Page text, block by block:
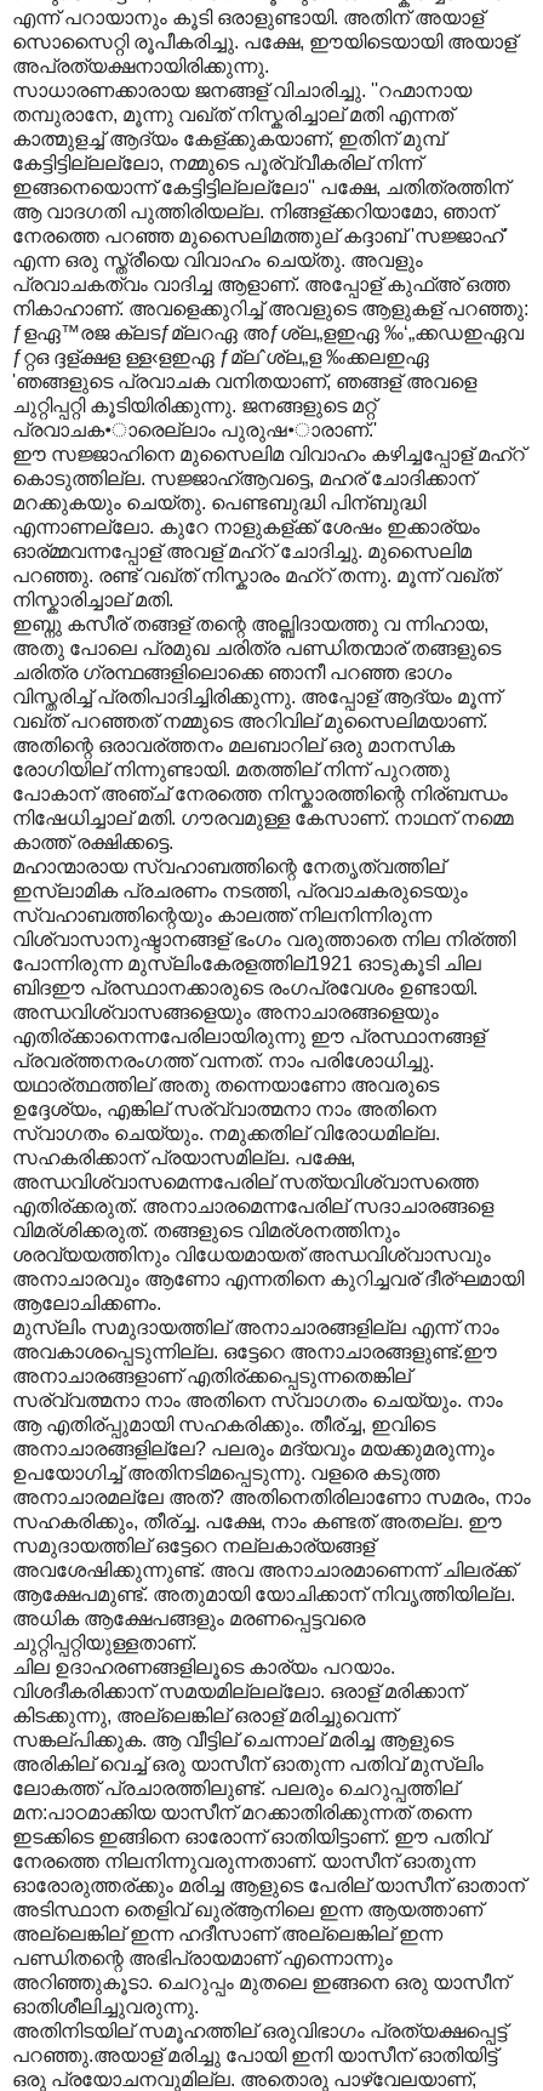
എന്ന് പറായാനും കൂടി ഒരാളുണ്ടായി. അതിന് അയാള്
സൊസൈറ്റി രൂപീകരിച്ചു. പക്ഷേ, ഈയിടെയായി അയാള്
അപ്രത്യക്ഷനായിരിക്കുന്നു.
സാധാരണക്കാരായ ജനങ്ങള് വിചാരിച്ചു. ''റഹ്മാനായ
തമ്പുരാനേ, മൂന്നു വഖ്ത് നിസ്കരിച്ചാല് മതി എന്നത്
കാത്മുളച്ച് ആദ്യം കേള്ക്കുകയാണ്, ഇതിന് മുമ്പ്
കേട്ടിട്ടില്ലല്ലോ, നമ്മുടെ പൂര്വ്വീകരില് നിന്ന്
ഇങ്ങനെയൊന്ന് കേട്ടിട്ടില്ലല്ലോ'' പക്ഷേ, ചതിത്രത്തിന്
ആ വാദഗതി പുത്തിരിയല്ല. നിങ്ങള്ക്കറിയാമോ, ഞാന്
നേരത്തെ പറഞ്ഞ മുസൈലിമത്തുല് കദ്ദാബ് 'സജ്ജാഹ്'
എന്ന ഒരു സ്ത്രീയെ വിവാഹം ചെയ്തു. അവളും
പ്രവാചകത്വം വാദിച്ച ആളാണ്. അപ്പോള് കുഫ്അ് ഒത്ത
നികാഹാണ്. അവളെക്കുറിച്ച് അവളുടെ ആളുകള് പറഞ്ഞു:
ƒളഏ™രജ ക്ലടƒമ്ലറഏ അƒശ്ല„ളഇഏ ‰‘„ക്കഡഇഏവ
ƒറ്റഒ ദ്ദള്ക്ഷള ള്ള‹ളഇഏ ƒമ്ലˆശ്ല„ള ‰ക്കലഇഏ
'ഞങ്ങളുടെ പ്രവാചക വനിതയാണ്, ഞങ്ങള് അവളെ
ചുറ്റിപ്പറ്റി കൂടിയിരിക്കുന്നു. ജനങ്ങളുടെ മറ്റ്
പ്രവാചക•ാരെല്ലാം പുരുഷ•ാരാണ്.'
ഈ സജ്ജാഹിനെ മുസൈലിമ വിവാഹം കഴിച്ചപ്പോള് മഹ്റ്
കൊടുത്തില്ല. സജ്ജാഹ്ആവട്ടെ, മഹര് ചോദിക്കാന്
മറക്കുകയും ചെയ്തു. പെണ്ടബുദ്ധി പിന്ബുദ്ധി
എന്നാണല്ലോ. കുറേ നാളുകള്ക്ക് ശേഷം ഇക്കാര്യം
ഓര്മ്മവന്നപ്പോള് അവള് മഹ്റ് ചോദിച്ചു. മുസൈലിമ
പറഞ്ഞു. രണ്ട് വഖ്ത് നിസ്കാരം മഹ്റ് തന്നു. മൂന്ന് വഖ്ത്
നിസ്കാരിച്ചാല് മതി.
ഇബ്നു കസീര് തങ്ങള് തന്റെ അല്ബിദായത്തു വ ന്നിഹായ,
അതു പോലെ പ്രമുഖ ചരിത്ര പണ്ഡിതന്മാര് തങ്ങളുടെ
ചരിത്ര ഗ്രന്ഥങ്ങളിലൊക്കെ ഞാനീ പറഞ്ഞ ഭാഗം
വിസ്തരിച്ച് പ്രതിപാദിച്ചിരിക്കുന്നു. അപ്പോള് ആദ്യം മൂന്ന്
വഖ്ത് പറഞ്ഞത് നമ്മുടെ അറിവില് മുസൈലിമയാണ്.
അതിന്റെ ഒരാവര്ത്തനം മലബാറില് ഒരു മാനസിക
രോഗിയില് നിന്നുണ്ടായി. മതത്തില് നിന്ന് പുറത്തു
പോകാന് അഞ്ച് നേരത്തെ നിസ്കാരത്തിന്റെ നിര്ബന്ധം
നിഷേധിച്ചാല് മതി. ഗൗരവമുള്ള കേസാണ്. നാഥന് നമ്മെ
കാത്ത് രക്ഷിക്കട്ടെ.
മഹാന്മാരായ സ്വഹാബത്തിന്റെ നേതൃത്വത്തില്
ഇസ്ലാമിക പ്രചരണം നടത്തി, പ്രവാചകരുടെയും
സ്വഹാബത്തിന്റെയും കാലത്ത് നിലനിന്നിരുന്ന
വിശ്വാസാനുഷ്ടാനങ്ങള് ഭംഗം വരുത്താതെ നില നിര്ത്തി
പോന്നിരുന്ന മുസ്ലിംകേരളത്തില്1921 ഓടുകൂടി ചില
ബിദഈ പ്രസ്ഥാനക്കാരുടെ രംഗപ്രവേശം ഉണ്ടായി.
അന്ധവിശ്വാസങ്ങളെയും അനാചാരങ്ങളെയും
എതിര്ക്കാനെന്നപേരിലായിരുന്നു ഈ പ്രസ്ഥാനങ്ങള്
പ്രവര്ത്തനരംഗത്ത് വന്നത്. നാം പരിശോധിച്ചു.
യഥാര്ത്ഥത്തില് അതു തന്നെയാണോ അവരുടെ
ഉദ്ദേശ്യം, എങ്കില് സര്വ്വാത്മനാ നാം അതിനെ
സ്വാഗതം ചെയ്യും. നമുക്കതില് വിരോധമില്ല.
സഹകരിക്കാന് പ്രയാസമില്ല. പക്ഷേ,
അന്ധവിശ്വാസമെന്നപേരില് സത്യവിശ്വാസത്തെ
എതിര്ക്കരുത്. അനാചാരമെന്നപേരില് സദാചാരങ്ങളെ
വിമര്ശിക്കരുത്. തങ്ങളുടെ വിമര്ശനത്തിനും
ശരവ്യയത്തിനും വിധേയമായത് അന്ധവിശ്വാസവും
അനാചാരവും ആണോ എന്നതിനെ കുറിച്ചവര് ദീര്ഘമായി
ആലോചിക്കണം.
മുസ്ലിം സമുദായത്തില് അനാചാരങ്ങളില്ല എന്ന് നാം
അവകാശപ്പെടുന്നില്ല. ഒട്ടേറെ അനാചാരങ്ങളുണ്ട്.ഈ
അനാചാരങ്ങളാണ് എതിര്ക്കപ്പെടുന്നതെങ്കില്
സര്വ്വത്മനാ നാം അതിനെ സ്വാഗതം ചെയ്യും. നാം
ആ എതിര്പ്പുമായി സഹകരിക്കും. തീര്ച്ച, ഇവിടെ
അനാചാരങ്ങളില്ലേ? പലരും മദ്യവും മയക്കുമരുന്നും
ഉപയോഗിച്ച് അതിനടിമപ്പെടുന്നു. വളരെ കടുത്ത
അനാചാരമല്ലേ അത്? അതിനെതിരിലാണോ സമരം, നാം
സഹകരിക്കും, തീര്ച്ച. പക്ഷേ, നാം കണ്ടത് അതല്ല. ഈ
സമുദായത്തില് ഒട്ടേറെ നല്ലകാര്യങ്ങള്
അവശേഷിക്കുന്നുണ്ട്. അവ അനാചാരമാണെന്ന് ചിലര്ക്ക്
ആക്ഷേപമുണ്ട്. അതുമായി യോചിക്കാന് നിവൃത്തിയില്ല.
അധിക ആക്ഷേപങ്ങളും മരണപ്പെട്ടവരെ
ചുറ്റിപ്പറ്റിയുള്ളതാണ്.
ചില ഉദാഹരണങ്ങളിലൂടെ കാര്യം പറയാം.
വിശദീകരിക്കാന് സമയമില്ലല്ലോ. ഒരാള് മരിക്കാന്
കിടക്കുന്നു, അല്ലെങ്കില് ഒരാള് മരിച്ചുവെന്ന്
സങ്കല്പിക്കുക. ആ വീട്ടില് ചെന്നാല് മരിച്ച ആളുടെ
അരികില് വെച്ച് ഒരു യാസീന് ഓതുന്ന പതിവ് മുസ്ലിം
ലോകത്ത് പ്രചാരത്തിലുണ്ട്. പലരും ചെറുപ്പത്തില്
മന:പാഠമാക്കിയ യാസീന് മറക്കാതിരിക്കുന്നത് തന്നെ
ഇടക്കിടെ ഇങ്ങിനെ ഓരോന്ന് ഓതിയിട്ടാണ്. ഈ പതിവ്
നേരത്തെ നിലനിന്നുവരുന്നതാണ്. യാസീന് ഓതുന്ന
ഓരോരുത്തര്ക്കും മരിച്ച ആളുടെ പേരില് യാസീന് ഓതാന്
അടിസ്ഥാന തെളിവ് ഖുര്ആനിലെ ഇന്ന ആയത്താണ്
അല്ലെങ്കില് ഇന്ന ഹദീസാണ് അല്ലെങ്കില് ഇന്ന
പണ്ഡിതന്റെ അഭിപ്രായമാണ് എന്നൊന്നും
അറിഞ്ഞുകൂടാ. ചെറുപ്പം മുതലെ ഇങ്ങനെ ഒരു യാസീന്
ഓതിശീലിച്ചുവരുന്നു.
അതിനിടയില് സമൂഹത്തില് ഒരുവിഭാഗം പ്രത്യക്ഷപ്പെട്ട്
പറഞ്ഞു.അയാള് മരിച്ചു പോയി ഇനി യാസീന് ഓതിയിട്ട്
ഒരു പ്രയോചനവുമില്ല. അതൊരു പാഴ്വേലയാണ്,